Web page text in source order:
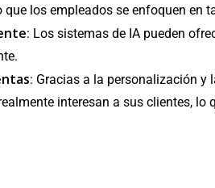
los empleados se enfoquen en
: Los sistemas de IA pueden
: Gracias a la personalización y
interesan a sus clientes, lo